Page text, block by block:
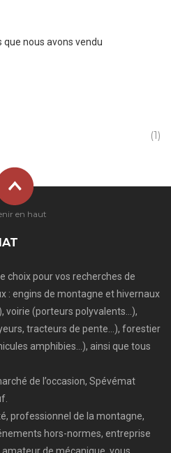
que nous avons vendu
(1)
choix pour vos recherches de
: engins de montagne et hivernaux
voirie (porteurs polyvalents…),
tracteurs de pente…), forestier
amphibies…), ainsi que tous
de l’occasion, Spévémat
professionnel de la montagne,
hors-normes, entreprise
en haut